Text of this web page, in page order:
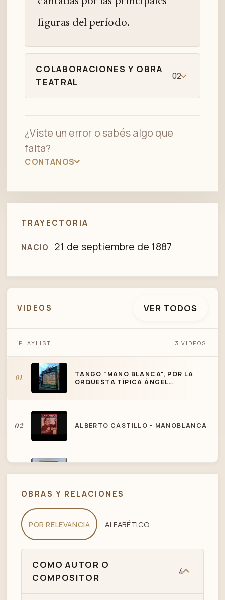
figuras del período.
COLABORACIONES Y OBRA
TEATRAL
02
¿Viste un error o sabés algo que
falta?
CONTANOS
TRAYECTORIA
NACIO 21 de septiembre de 1887
VIDEOS VER TODOS
ORQUESTA TÍPICA ÁNGEL D'AGOSTINO,
PLAYLIST 3 VIDEOS
01
TANGO "MANO BLANCA", POR LA
ORQUESTA TÍPICA ÁNGEL
02 ALBERTO CASTILLO - MANOBLANCA
03
OBRAS Y RELACIONES
POR RELEVANCIA ALFABÉTICO
COMO AUTOR O
COMPOSITOR
4